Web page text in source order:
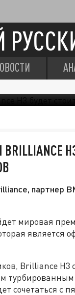
партнер
мировая
является
Brilliance
сочетаться